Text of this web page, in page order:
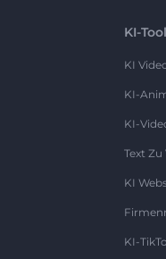
KI-
KI
KI-
KI-
Text Zu
KI
KI-